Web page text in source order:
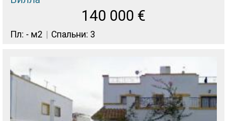
140 000 €
Пл: - м2 Спальни: 3